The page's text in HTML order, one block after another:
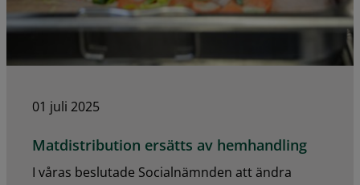
01 juli 2025
Matdistribution ersätts av hemhandling
I våras beslutade Socialnämnden att ändra